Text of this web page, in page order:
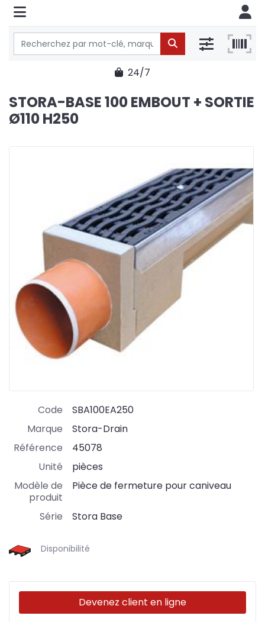
24/7
STORA-BASE 100 EMBOUT + SORTIE
Ø110 H250
Code
SBA100EA250
Marque
Stora-Drain
Référence
45078
Unité
pièces
Modèle de
produit
Pièce de fermeture pour caniveau
Série Stora Base
Disponibilité
Devenez client en ligne